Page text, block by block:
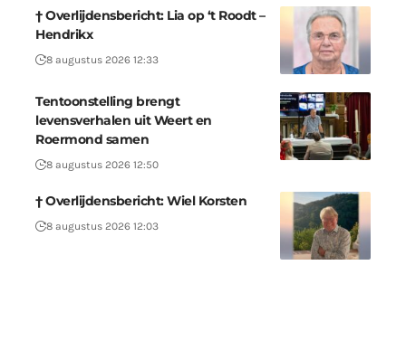
† Overlijdensbericht: Lia op ‘t Roodt –
Hendrikx
8 augustus 2026 12:33
Tentoonstelling brengt
levensverhalen uit Weert en
Roermond samen
8 augustus 2026 12:50
† Overlijdensbericht: Wiel Korsten
8 augustus 2026 12:03